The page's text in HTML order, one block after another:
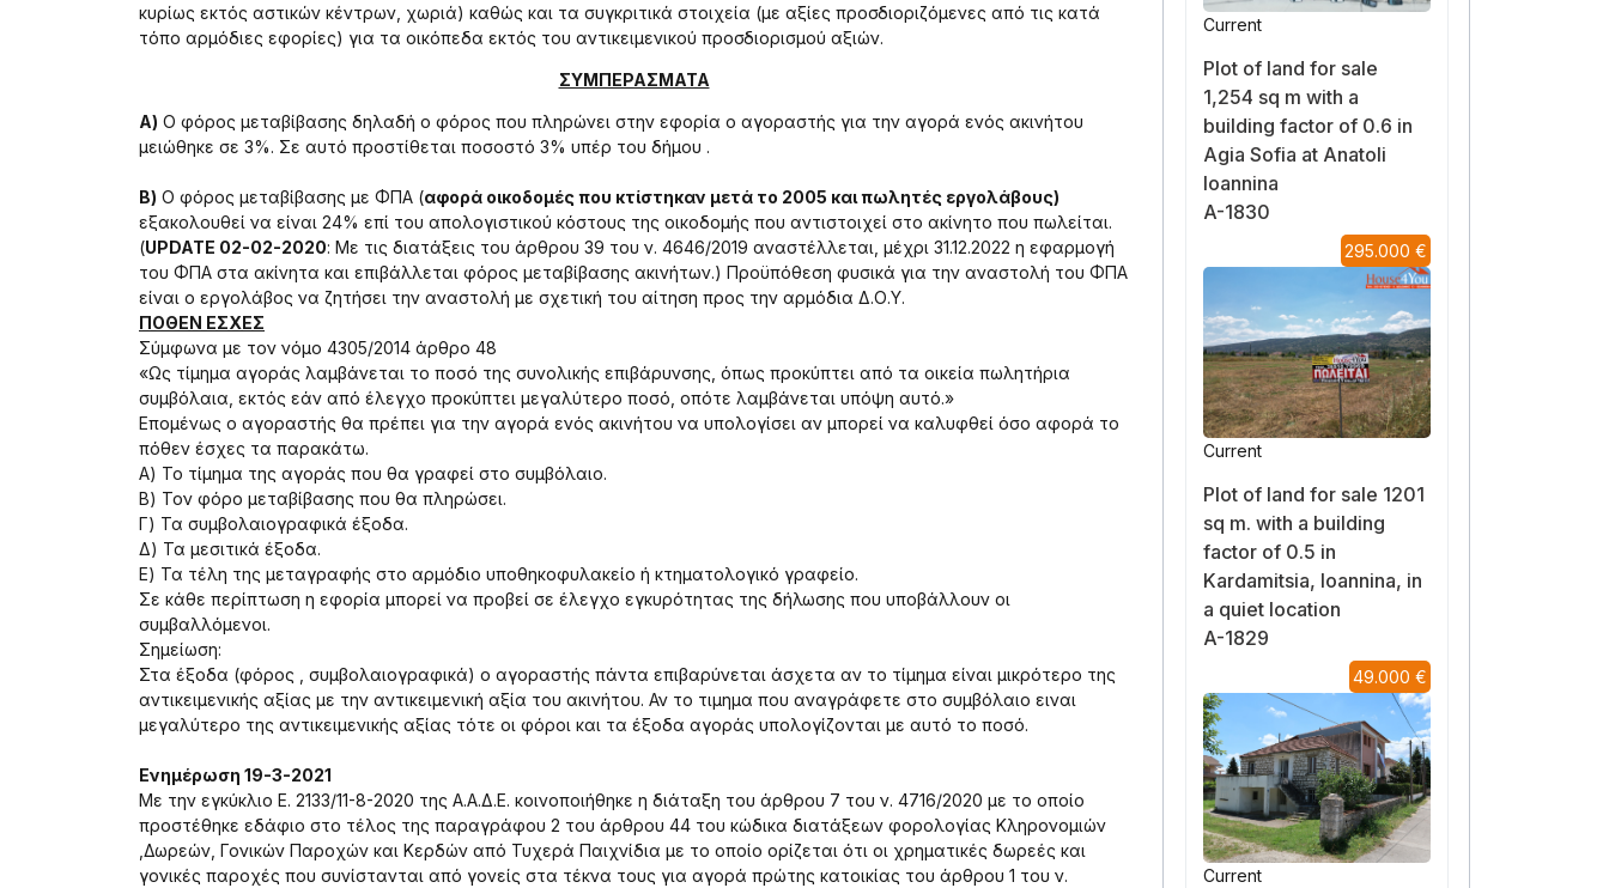
κυρίως εκτός αστικών κέντρων, χωριά) καθώς και τα συγκριτικά στοιχεία (με αξίες προσδιοριζόμενες από τις κατά
τόπο αρμόδιες εφορίες) για τα οικόπεδα εκτός του αντικειμενικού προσδιορισμού αξιών.
ΣΥΜΠΕΡΑΣΜΑΤΑ
Α) Ο φόρος μεταβίβασης δηλαδή ο φόρος που πληρώνει στην εφορία ο αγοραστής για την αγορά ενός ακινήτου
μειώθηκε σε 3%. Σε αυτό προστίθεται ποσοστό 3% υπέρ του δήμου .
Β) Ο φόρος μεταβίβασης με ΦΠΑ (αφορά οικοδομές που κτίστηκαν μετά το 2005 και πωλητές εργολάβους)
εξακολουθεί να είναι 24% επί του απολογιστικού κόστους της οικοδομής που αντιστοιχεί στο ακίνητο που πωλείται.
(UPDATE 02-02-2020: Με τις διατάξεις του άρθρου 39 του ν. 4646/2019 αναστέλλεται, μέχρι 31.12.2022 η εφαρμογή
του ΦΠΑ στα ακίνητα και επιβάλλεται φόρος μεταβίβασης ακινήτων.) Προϋπόθεση φυσικά για την αναστολή του ΦΠΑ
είναι ο εργολάβος να ζητήσει την αναστολή με σχετική του αίτηση προς την αρμόδια Δ.Ο.Υ.
ΠΟΘΕΝ ΕΣΧΕΣ
Σύμφωνα με τον νόμο 4305/2014 άρθρο 48
«Ως τίμημα αγοράς λαμβάνεται το ποσό της συνολικής επιβάρυνσης, όπως προκύπτει από τα οικεία πωλητήρια
συμβόλαια, εκτός εάν από έλεγχο προκύπτει μεγαλύτερο ποσό, οπότε λαμβάνεται υπόψη αυτό.»
Επομένως ο αγοραστής θα πρέπει για την αγορά ενός ακινήτου να υπολογίσει αν μπορεί να καλυφθεί όσο αφορά το
πόθεν έσχες τα παρακάτω.
Α) Το τίμημα της αγοράς που θα γραφεί στο συμβόλαιο.
Β) Τον φόρο μεταβίβασης που θα πληρώσει.
Γ) Τα συμβολαιογραφικά έξοδα.
Δ) Τα μεσιτικά έξοδα.
Ε) Τα τέλη της μεταγραφής στο αρμόδιο υποθηκοφυλακείο ή κτηματολογικό γραφείο.
Σε κάθε περίπτωση η εφορία μπορεί να προβεί σε έλεγχο εγκυρότητας της δήλωσης που υποβάλλουν οι
συμβαλλόμενοι.
Σημείωση:
Στα έξοδα (φόρος , συμβολαιογραφικά) ο αγοραστής πάντα επιβαρύνεται άσχετα αν το τίμημα είναι μικρότερο της
αντικειμενικής αξίας με την αντικειμενική αξία του ακινήτου. Αν το τιμημα που αναγράφετε στο συμβόλαιο ειναι
μεγαλύτερο της αντικειμενικής αξίας τότε οι φόροι και τα έξοδα αγοράς υπολογίζονται με αυτό το ποσό.
Ενημέρωση 19-3-2021
Με την εγκύκλιο Ε. 2133/11-8-2020 της Α.Α.Δ.Ε. κοινοποιήθηκε η διάταξη του άρθρου 7 του ν. 4716/2020 με το οποίο
προστέθηκε εδάφιο στο τέλος της παραγράφου 2 του άρθρου 44 του κώδικα διατάξεων φορολογίας Κληρονομιών
,Δωρεών, Γονικών Παροχών και Κερδών από Τυχερά Παιχνίδια με το οποίο ορίζεται ότι οι χρηματικές δωρεές και
γονικές παροχές που συνίστανται από γονείς στα τέκνα τους για αγορά πρώτης κατοικίας του άρθρου 1 του ν.
Current
Plot of land for sale
1,254 sq m with a
building factor of 0.6 in
Agia Sofia at Anatoli
Ioannina
A-1830
295.000 €
Current
Plot of land for sale 1201
sq m. with a building
factor of 0.5 in
Kardamitsia, Ioannina, in
a quiet location
A-1829
49.000 €
Current